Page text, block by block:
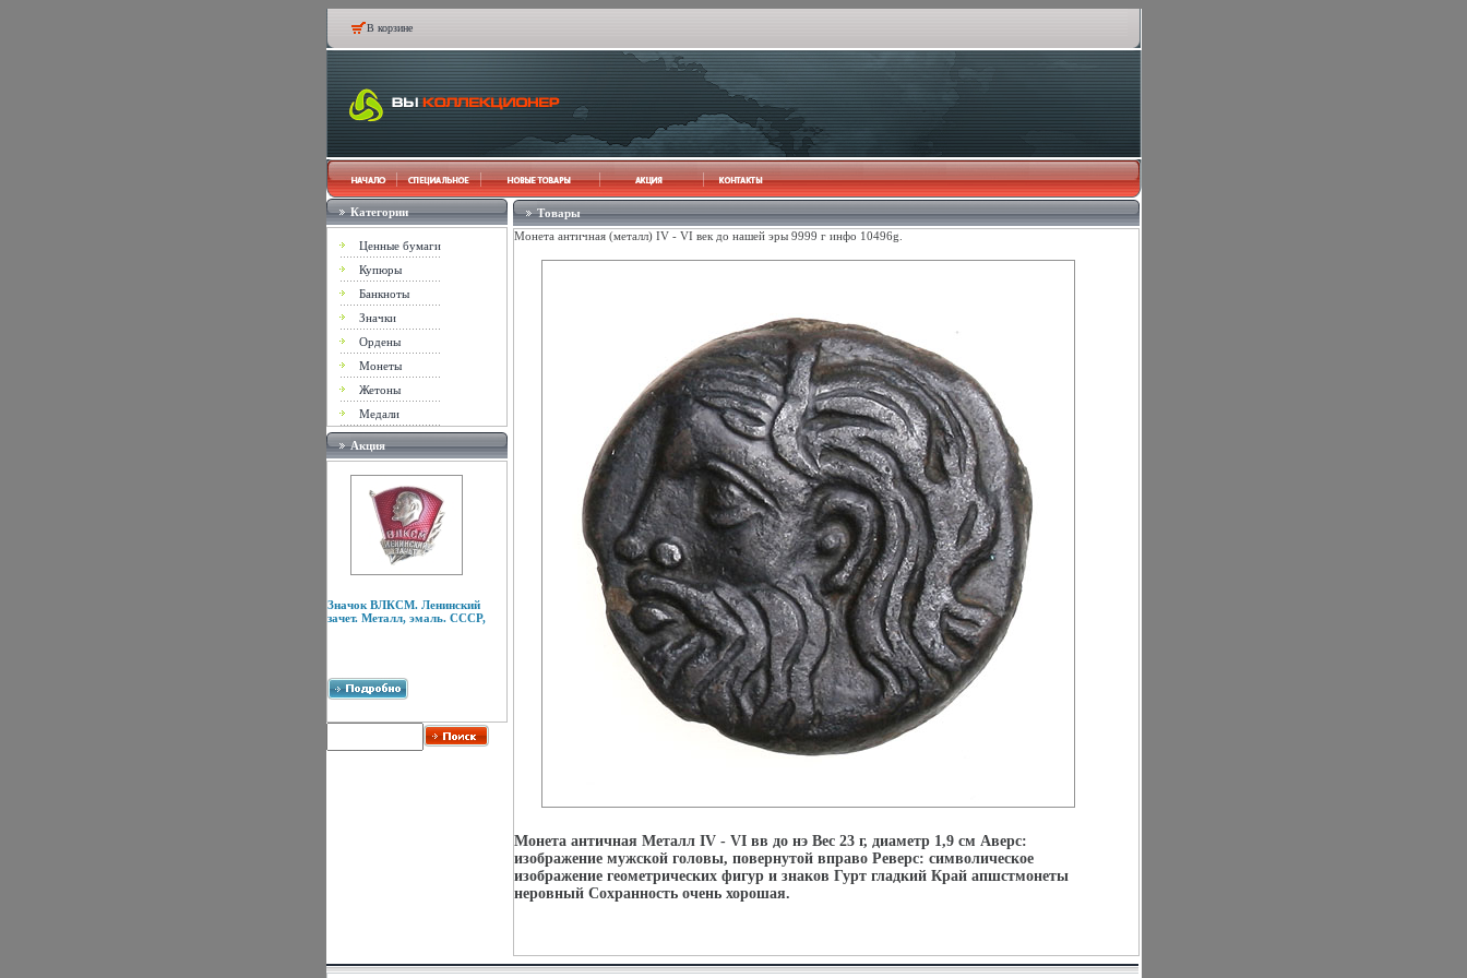
В корзине
Категории
Ценные бумаги
Купюры
Банкноты
Значки
Ордены
Монеты
Жетоны
Медали
Акция
Значок ВЛКСМ. Ленинский
зачет. Металл, эмаль. СССР,
Товары
Монета античная (металл) IV - VI век до нашей эры 9999 г инфо 10496g.
Монета античная Металл IV - VI вв до нэ Вес 23 г, диаметр 1,9 см Аверс:
изображение мужской головы, повернутой вправо Реверс: символическое
изображение геометрических фигур и знаков Гурт гладкий Край апшстмонеты
неровный Сохранность очень хорошая.